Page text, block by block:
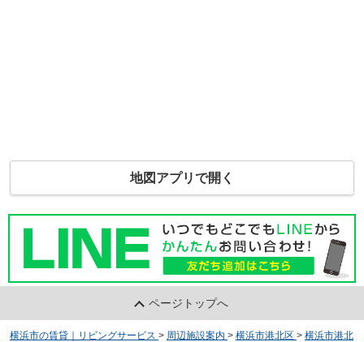
地図アプリで開く
ページトップへ
横浜市の賃貸｜リビングサービス > 周辺施設案内 > 横浜市港北区 > 横浜市港北